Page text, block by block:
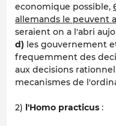
economique possible,
allemands le peuvent
seraient on a l'abri
d) les gouvernement
frequemment des
aux decisions
mecanismes de
2) l'Homo practicus :